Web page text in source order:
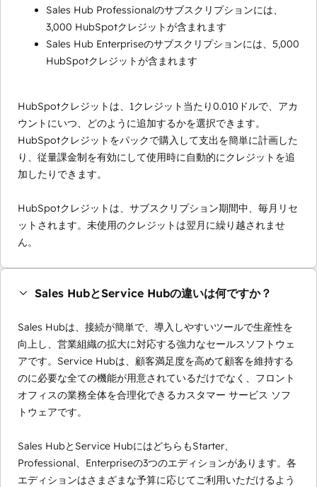
Sales Hub Professionalのサブスクリプションには、
3,000 HubSpotクレジットが含まれます
Sales Hub Enterpriseのサブスクリプションには、5,000
HubSpotクレジットが含まれます
HubSpotクレジットは、1クレジット当たり0.010ドルで、アカ
ウントにいつ、どのように追加するかを選択できます。
HubSpotクレジットをパックで購入して支出を簡単に計画した
り、従量課金制を有効にして使用時に自動的にクレジットを追
加したりできます。
HubSpotクレジットは、サブスクリプション期間中、毎月リセ
ットされます。未使用のクレジットは翌月に繰り越されませ
ん。
Sales HubとService Hubの違いは何ですか？
Sales Hubは、接続が簡単で、導入しやすいツールで生産性を
向上し、営業組織の拡大に対応する強力なセールスソフトウェ
アです。Service Hubは、顧客満足度を高めて顧客を維持する
のに必要な全ての機能が用意されているだけでなく、フロント
オフィスの業務全体を合理化できるカスタマー サービス ソフ
トウェアです。
Sales HubとService HubにはどちらもStarter、
Professional、Enterpriseの3つのエディションがあります。各
エディションはさまざまな予算に応じてご利用いただけるよう